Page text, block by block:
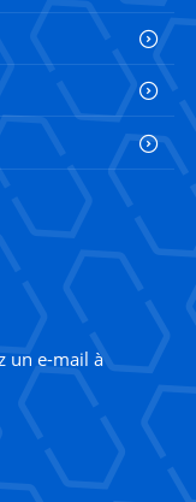
un e-mail à